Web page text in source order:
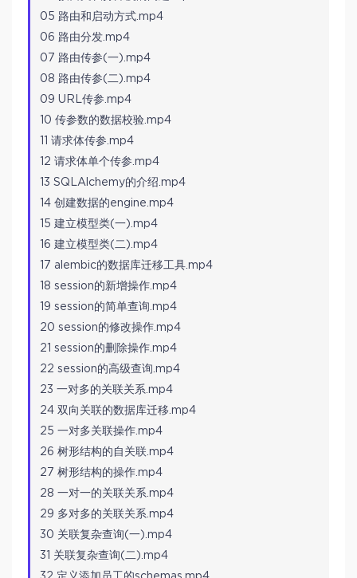
05 路由和启动方式.mp4
06 路由分发.mp4
07 路由传参(一).mp4
08 路由传参(二).mp4
09 URL传参.mp4
10 传参数的数据校验.mp4
11 请求体传参.mp4
12 请求体单个传参.mp4
13 SQLAlchemy的介绍.mp4
14 创建数据的engine.mp4
15 建立模型类(一).mp4
16 建立模型类(二).mp4
17 alembic的数据库迁移工具.mp4
18 session的新增操作.mp4
19 session的简单查询.mp4
20 session的修改操作.mp4
21 session的删除操作.mp4
22 session的高级查询.mp4
23 一对多的关联关系.mp4
24 双向关联的数据库迁移.mp4
25 一对多关联操作.mp4
26 树形结构的自关联.mp4
27 树形结构的操作.mp4
28 一对一的关联关系.mp4
29 多对多的关联关系.mp4
30 关联复杂查询(一).mp4
31 关联复杂查询(二).mp4